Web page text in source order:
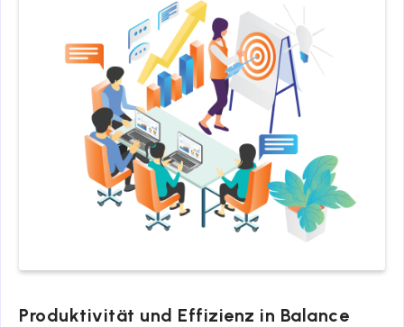
Produktivität und Effizienz in Balance